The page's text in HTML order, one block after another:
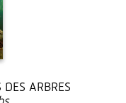
ARBRES